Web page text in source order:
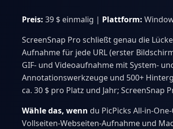
Preis: 39 $ einmalig | Plattform:
ScreenSnap Pro schließt genau die
Aufnahme für jede URL (erster
GIF- und Videoaufnahme mit System-
Annotationswerkzeuge und 500+
ca. 30 $ pro Platz und Jahr;
Wähle das, wenn du PicPicks All-in-
Vollseiten-Webseiten-Aufnahme und